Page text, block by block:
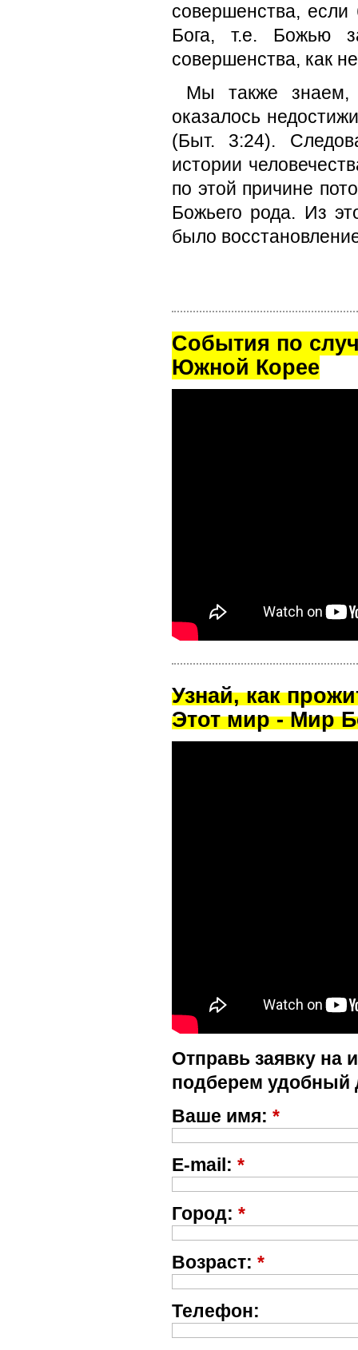
совершенства,
Бога, т.е. Божью
совершенства, как
Мы также знаем,
оказалось
(Быт. 3:24).
истории
по этой причине
Божьего рода. Из
было
Cобытия по
Южной Корее
Узнай, как
Этот мир - Мир
Отправь заявку на
подберем удобный
Ваше имя: *
E-mail: *
Город: *
Возраст: *
Телефон: